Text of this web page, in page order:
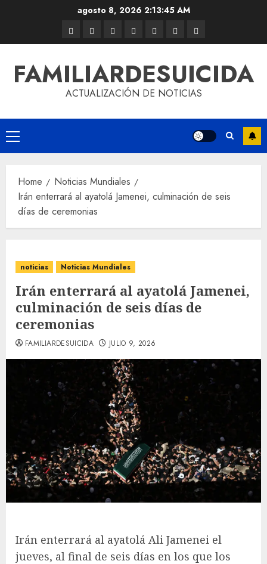
agosto 8, 2026 2:13:45 AM
FAMILIARDESUICIDA
ACTUALIZACIÓN DE NOTICIAS
Home
Noticias Mundiales
Irán enterrará al ayatolá Jamenei, culminación de seis
días de ceremonias
noticias Noticias Mundiales
Irán enterrará al ayatolá Jamenei,
culminación de seis días de
ceremonias
FAMILIARDESUICIDA JULIO 9, 2026
Irán enterrará al ayatolá Ali Jamenei el
jueves, al final de seis días en los que los